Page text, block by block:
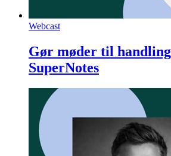
Webcast
Gør møder til
SuperNotes